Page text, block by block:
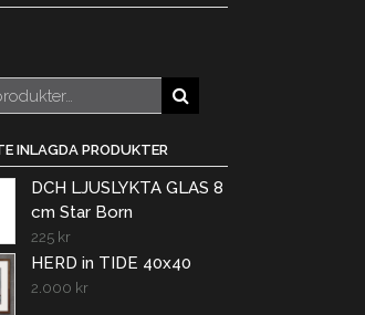
INLAGDA PRODUKTER
DCH LJUSLYKTA GLAS 8
cm Star Born
225 kr
HERD in TIDE 40x40
2.000 kr